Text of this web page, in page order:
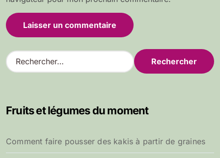
R
e
r
e
r
Fruits et légumes du moment
Comment faire pousser des kakis à partir de graines